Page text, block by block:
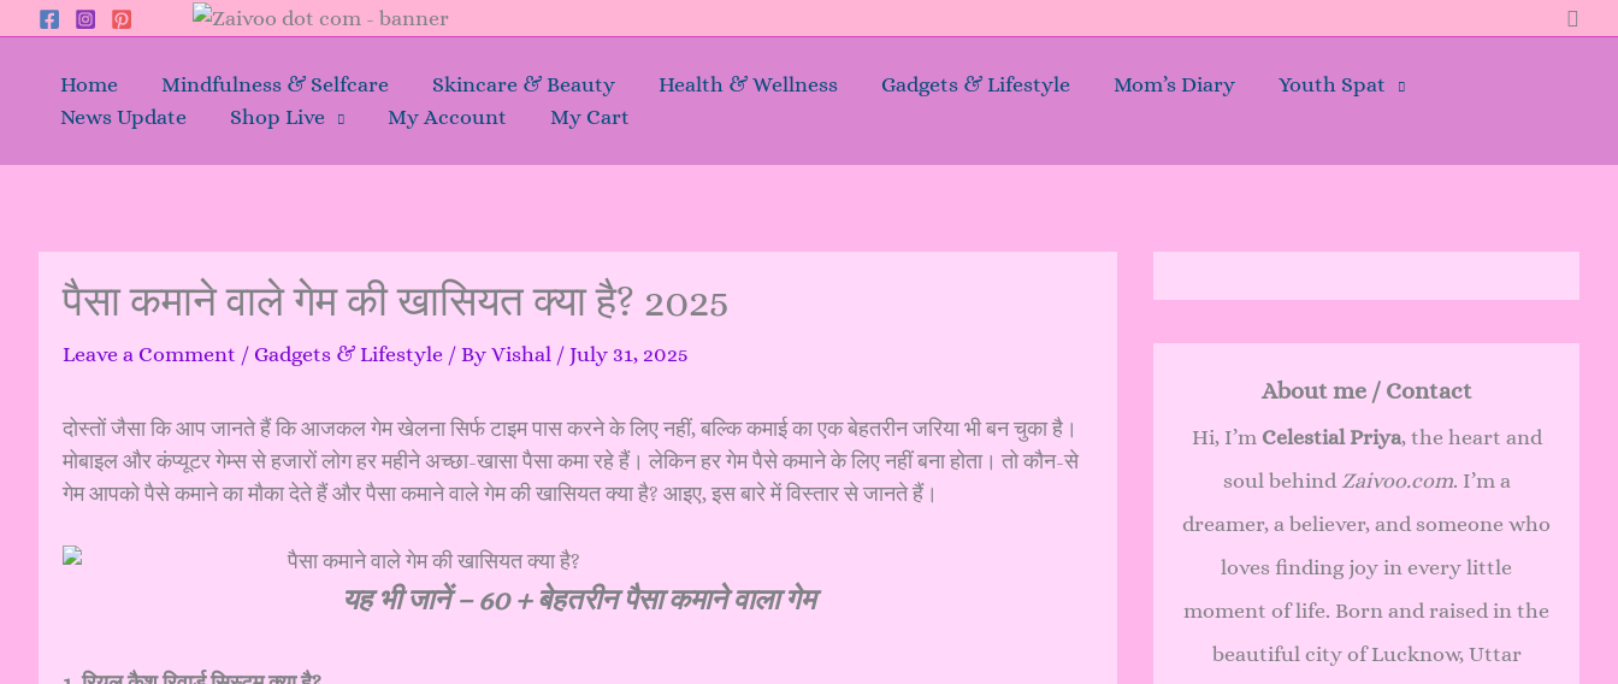
Skip
contentHome Mindfulness & Selfcare Skincare & Beauty Health & Wellness Gadgets & Lifestyle Mom’s Diary
Youth Spat
News Update
Shop Live My Account My Cart
पैसा कमाने वाले गेम की खासियत क्या है? 2025
Leave a Comment / Gadgets & Lifestyle / By Vishal / July 31, 2025
दोस्तों जैसा कि आप जानते हैं कि आजकल गेम खेलना सिर्फ टाइम पास करने के लिए नहीं, बल्कि कमाई का एक बेहतरीन जरिया भी बन चुका है।
मोबाइल और कंप्यूटर गेम्स से हजारों लोग हर महीने अच्छा-खासा पैसा कमा रहे हैं। लेकिन हर गेम पैसे कमाने के लिए नहीं बना होता। तो कौन-से
गेम आपको पैसे कमाने का मौका देते हैं और पैसा कमाने वाले गेम की खासियत क्या है? आइए, इस बारे में विस्तार से जानते हैं।
यह भी जानें –60 + बेहतरीन पैसा कमाने वाला गेम
About me / Contact
Hi, I’m Celestial Priya, the heart and
soul behind Zaivoo.com. I’m a
dreamer, a believer, and someone who
loves finding joy in every little
moment of life. Born and raised in the
beautiful city of Lucknow, Uttar